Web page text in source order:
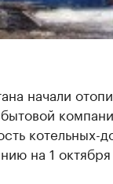
начали
котельных-
на 1